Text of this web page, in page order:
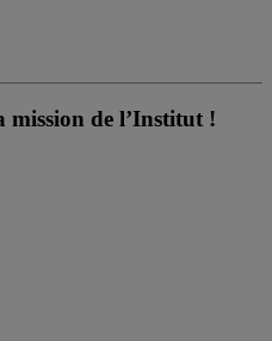
mission de l’Institut !